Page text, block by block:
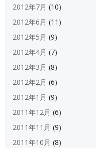
2012年7月 (10)
2012年6月 (11)
2012年5月 (9)
2012年4月 (7)
2012年3月 (8)
2012年2月 (6)
2012年1月 (9)
2011年12月 (6)
2011年11月 (9)
2011年10月 (8)